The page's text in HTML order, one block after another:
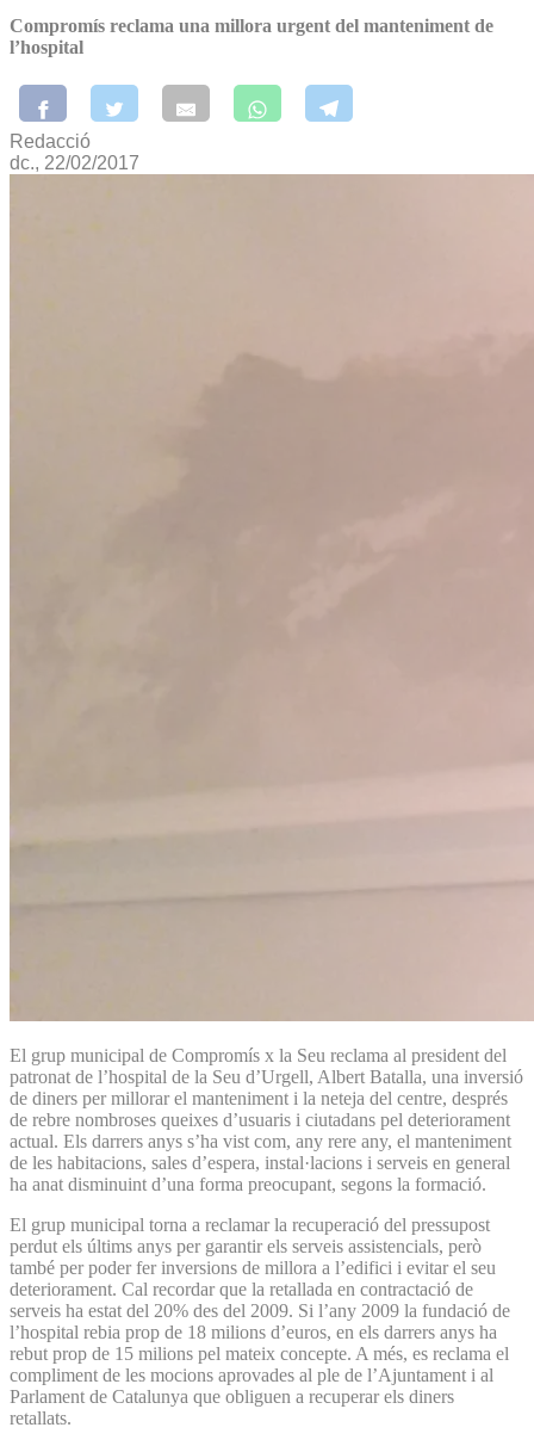
Compromís reclama una millora urgent del manteniment de
l’hospital
Redacció
dc., 22/02/2017
El grup municipal de Compromís x la Seu reclama al president del
patronat de l’hospital de la Seu d’Urgell, Albert Batalla, una inversió
de diners per millorar el manteniment i la neteja del centre, després
de rebre nombroses queixes d’usuaris i ciutadans pel deteriorament
actual. Els darrers anys s’ha vist com, any rere any, el manteniment
de les habitacions, sales d’espera, instal·lacions i serveis en general
ha anat disminuint d’una forma preo­cupant, segons la formació.
El grup municipal torna a reclamar la recuperació del pressupost
perdut els últims anys per garantir els serveis assistencials, però
també per poder fer inversions de millora a l’edifici i evitar el seu
deteriorament. Cal recordar que la retallada en contractació de
serveis ha estat del 20% des del 2009. Si l’any 2009 la fundació de
l’hospital rebia prop de 18 milions d’euros, en els darrers anys ha
rebut prop de 15 milions pel mateix concepte. A més, es reclama el
compliment de les mocions aprovades al ple de l’Ajuntament i al
Parlament de Catalunya que obliguen a recuperar els diners
retallats.